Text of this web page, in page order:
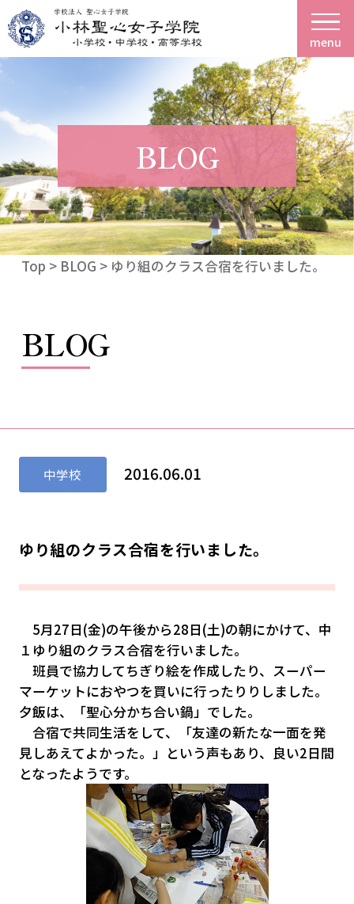
menu
BLOG
Top > BLOG > ゆり組のクラス合宿を行いました。
BLOG
中学校 2016.06.01
ゆり組のクラス合宿を行いました。
5月27日(金)の午後から28日(土)の朝にかけて、中
１ゆり組のクラス合宿を行いました。
班員で協力してちぎり絵を作成したり、スーパー
マーケットにおやつを買いに行ったりりしました。
夕飯は、「聖心分かち合い鍋」でした。
合宿で共同生活をして、「友達の新たな一面を発
見しあえてよかった。」という声もあり、良い2日間
となったようです。